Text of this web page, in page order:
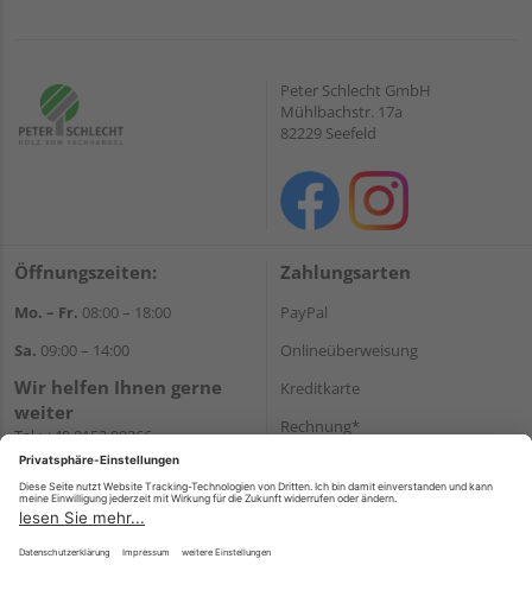
Peter Schlecht GmbH
Mühlbachstr. 17a
82229 Seefeld
Öffnungszeiten:
Mo. – Fr. 08:00 – 18:00
Sa. 09:00 – 14:00
Wir helfen Ihnen gerne
weiter
Tel.:+49 8152 99266
E-Mail:shop@schlecht.de
Zahlungsarten
PayPal
Onlineüberweisung
Kreditkarte
Rechnung*
Versand